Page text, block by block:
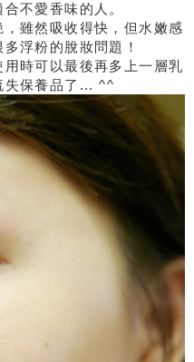
不愛香味的人。
雖然吸收得快，但水嫩感
浮粉的脫妝問題！
時可以最後再多上一層乳
失保養品了... ^^